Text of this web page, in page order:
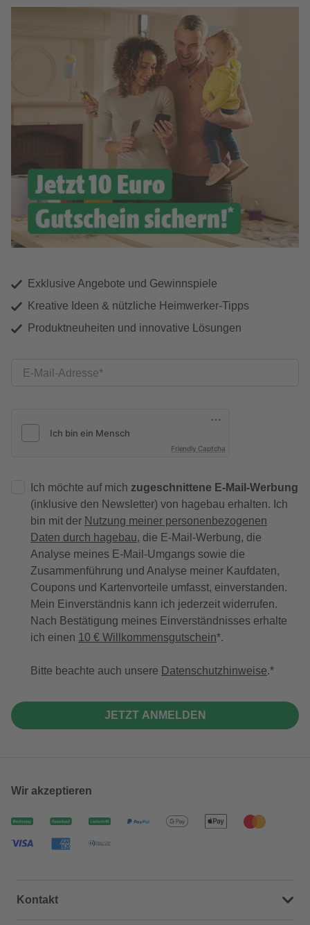
Exklusive Angebote und Gewinnspiele
Kreative Ideen & nützliche Heimwerker-Tipps
Produktneuheiten und innovative Lösungen
E-Mail-Adresse
Friendly Captcha
Ich möchte auf mich zugeschnittene E-Mail-Werbung
(inklusive den Newsletter) von hagebau erhalten. Ich
bin mit der Nutzung meiner personenbezogenen
Daten durch hagebau, die E-Mail-Werbung, die
Analyse meines E-Mail-Umgangs sowie die
Zusammenführung und Analyse meiner Kaufdaten,
Coupons und Kartenvorteile umfasst, einverstanden.
Mein Einverständnis kann ich jederzeit widerrufen.
Nach Bestätigung meines Einverständnisses erhalte
ich einen 10 € Willkommensgutschein*.
Bitte beachte auch unsere Datenschutzhinweise.
JETZT ANMELDEN
Wir akzeptieren
Kontakt